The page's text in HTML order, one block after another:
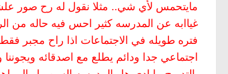
مايتحمس لأي شي.. مثلا نقول له رح صور
غياابه عن المدرسه كثير احس فيه حاله من
فتره طويله في الاجتماعات اذا راح مجبر
اجتماعي جدا ودائم يطلع مع اصدقائه